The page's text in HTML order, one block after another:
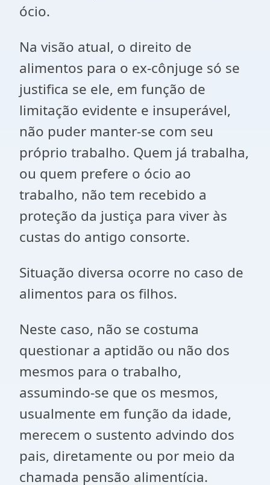
ócio.
Na visão atual, o direito de
alimentos para o ex-cônjuge só se
justifica se ele, em função de
limitação evidente e insuperável,
não puder manter-se com seu
próprio trabalho. Quem já trabalha,
ou quem prefere o ócio ao
trabalho, não tem recebido a
proteção da justiça para viver às
custas do antigo consorte.
Situação diversa ocorre no caso de
alimentos para os filhos.
Neste caso, não se costuma
questionar a aptidão ou não dos
mesmos para o trabalho,
assumindo-se que os mesmos,
usualmente em função da idade,
merecem o sustento advindo dos
pais, diretamente ou por meio da
chamada pensão alimentícia.